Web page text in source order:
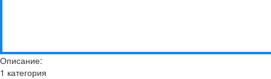
Описание:
1 категория